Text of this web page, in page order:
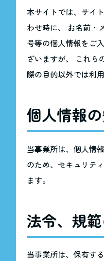
本サイトでは、サイ
わせ時に、 お名前・
号等の個人情報をご
ざいますが、 これら
際の目的以外では利
個人情報
当事業所は、個人情
のため、セキュリテ
ます。
法令、規
当事業所は、保有す